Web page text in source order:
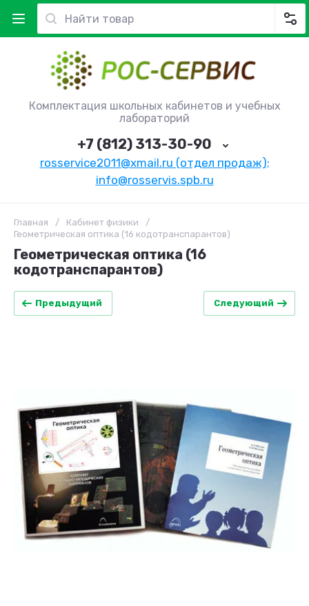
Комплектация школьных кабинетов и учебных
лабораторий
+7 (812) 313-30-90
rosservice2011@xmail.ru (отдел продаж);
info@rosservis.spb.ru
Главная / Кабинет физики
/
Геометрическая оптика (16 кодотранспарантов)
Геометрическая оптика (16
кодотранспарантов)
Предыдущий Следующий